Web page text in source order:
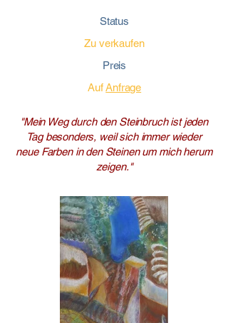
Status
Zu verkaufen
Preis
AufAnfrage
"Mein Weg durch den Steinbruch ist jeden
Tag besonders, weil sich immer wieder
neue Farben in den Steinen um mich herum
zeigen."